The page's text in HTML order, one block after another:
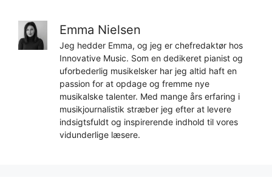
Emma Nielsen
Jeg hedder Emma, og jeg er chefredaktør hos
Innovative Music. Som en dedikeret pianist og
uforbederlig musikelsker har jeg altid haft en
passion for at opdage og fremme nye
musikalske talenter. Med mange års erfaring i
musikjournalistik stræber jeg efter at levere
indsigtsfuldt og inspirerende indhold til vores
vidunderlige læsere.